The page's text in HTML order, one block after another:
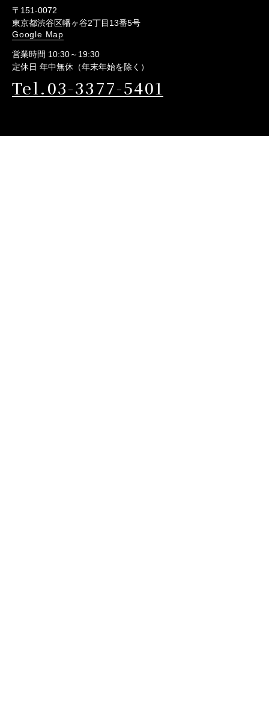
〒151-0072
東京都渋谷区幡ヶ谷2丁目13番5号
Google Map
営業時間 10:30～19:30
定休日 年中無休（年末年始を除く）
Tel.03-3377-5401